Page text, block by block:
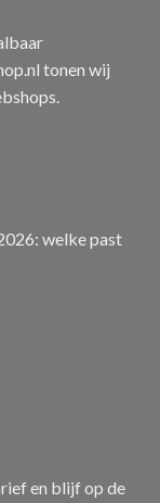
tonen wij
welke past
en blijf op de